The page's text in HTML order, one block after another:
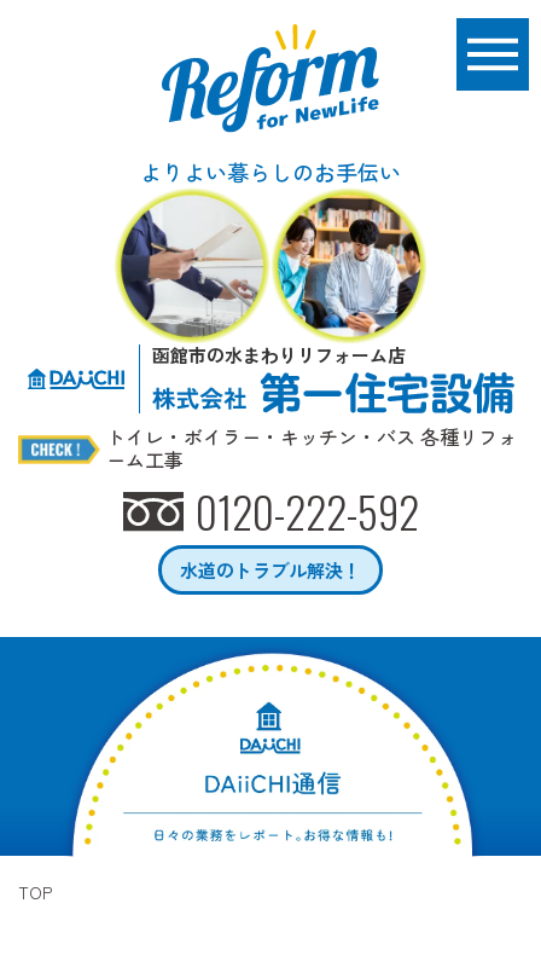
よりよい暮らしのお手伝い
函館市の水まわりリフォーム店
トイレ・ボイラー・キッチン・バス 各種リフォ
ーム工事
0120-222-592
水道のトラブル解決！
TOP